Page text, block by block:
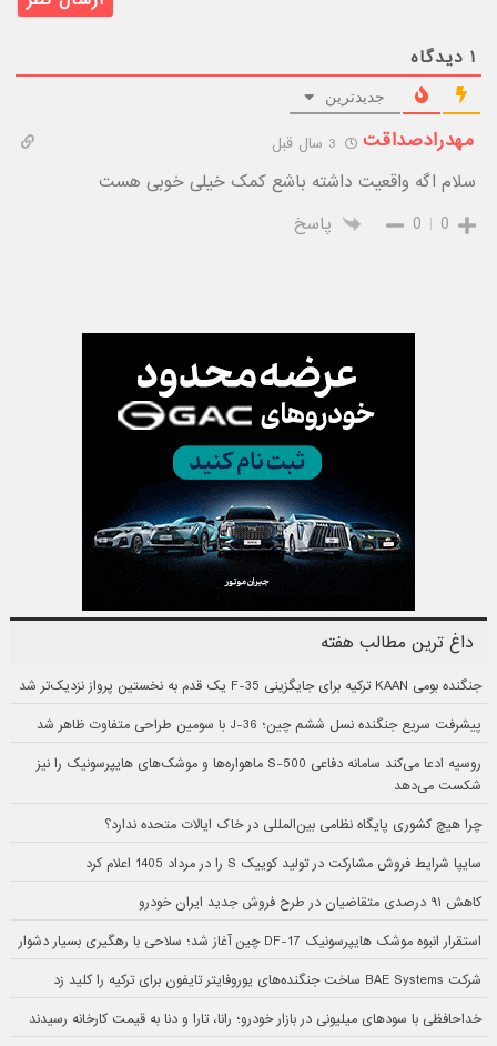
۱ دیدگاه
جدیدترین
مهدرادصداقت
سلام اگه واقعیت داشته باشع کمک خیلی خوبی هست
0
0 پاسخ
داغ ترین مطالب هفته
جنگنده بومی KAAN ترکیه برای جایگزینی F-35 یک قدم به نخستین پرواز نزدیک‌تر شد
پیشرفت سریع جنگنده نسل ششم چین؛ J-36 با سومین طراحی متفاوت ظاهر شد
روسیه ادعا می‌کند سامانه دفاعی S-500 ماهواره‌ها و موشک‌های هایپرسونیک را نیز
شکست می‌دهد
چرا هیچ کشوری پایگاه نظامی بین‌المللی در خاک ایالات متحده ندارد؟
سایپا شرایط فروش مشارکت در تولید کوییک S را در مرداد 1405 اعلام کرد
کاهش ۹۱ درصدی متقاضیان در طرح فروش جدید ایران خودرو
استقرار انبوه موشک هایپرسونیک DF-17 چین آغاز شد؛ سلاحی با رهگیری بسیار دشوار
شرکت BAE Systems ساخت جنگنده‌های یوروفایتر تایفون برای ترکیه را کلید زد
خداحافظی با سودهای میلیونی در بازار خودرو؛ رانا، تارا و دنا به قیمت کارخانه رسیدند